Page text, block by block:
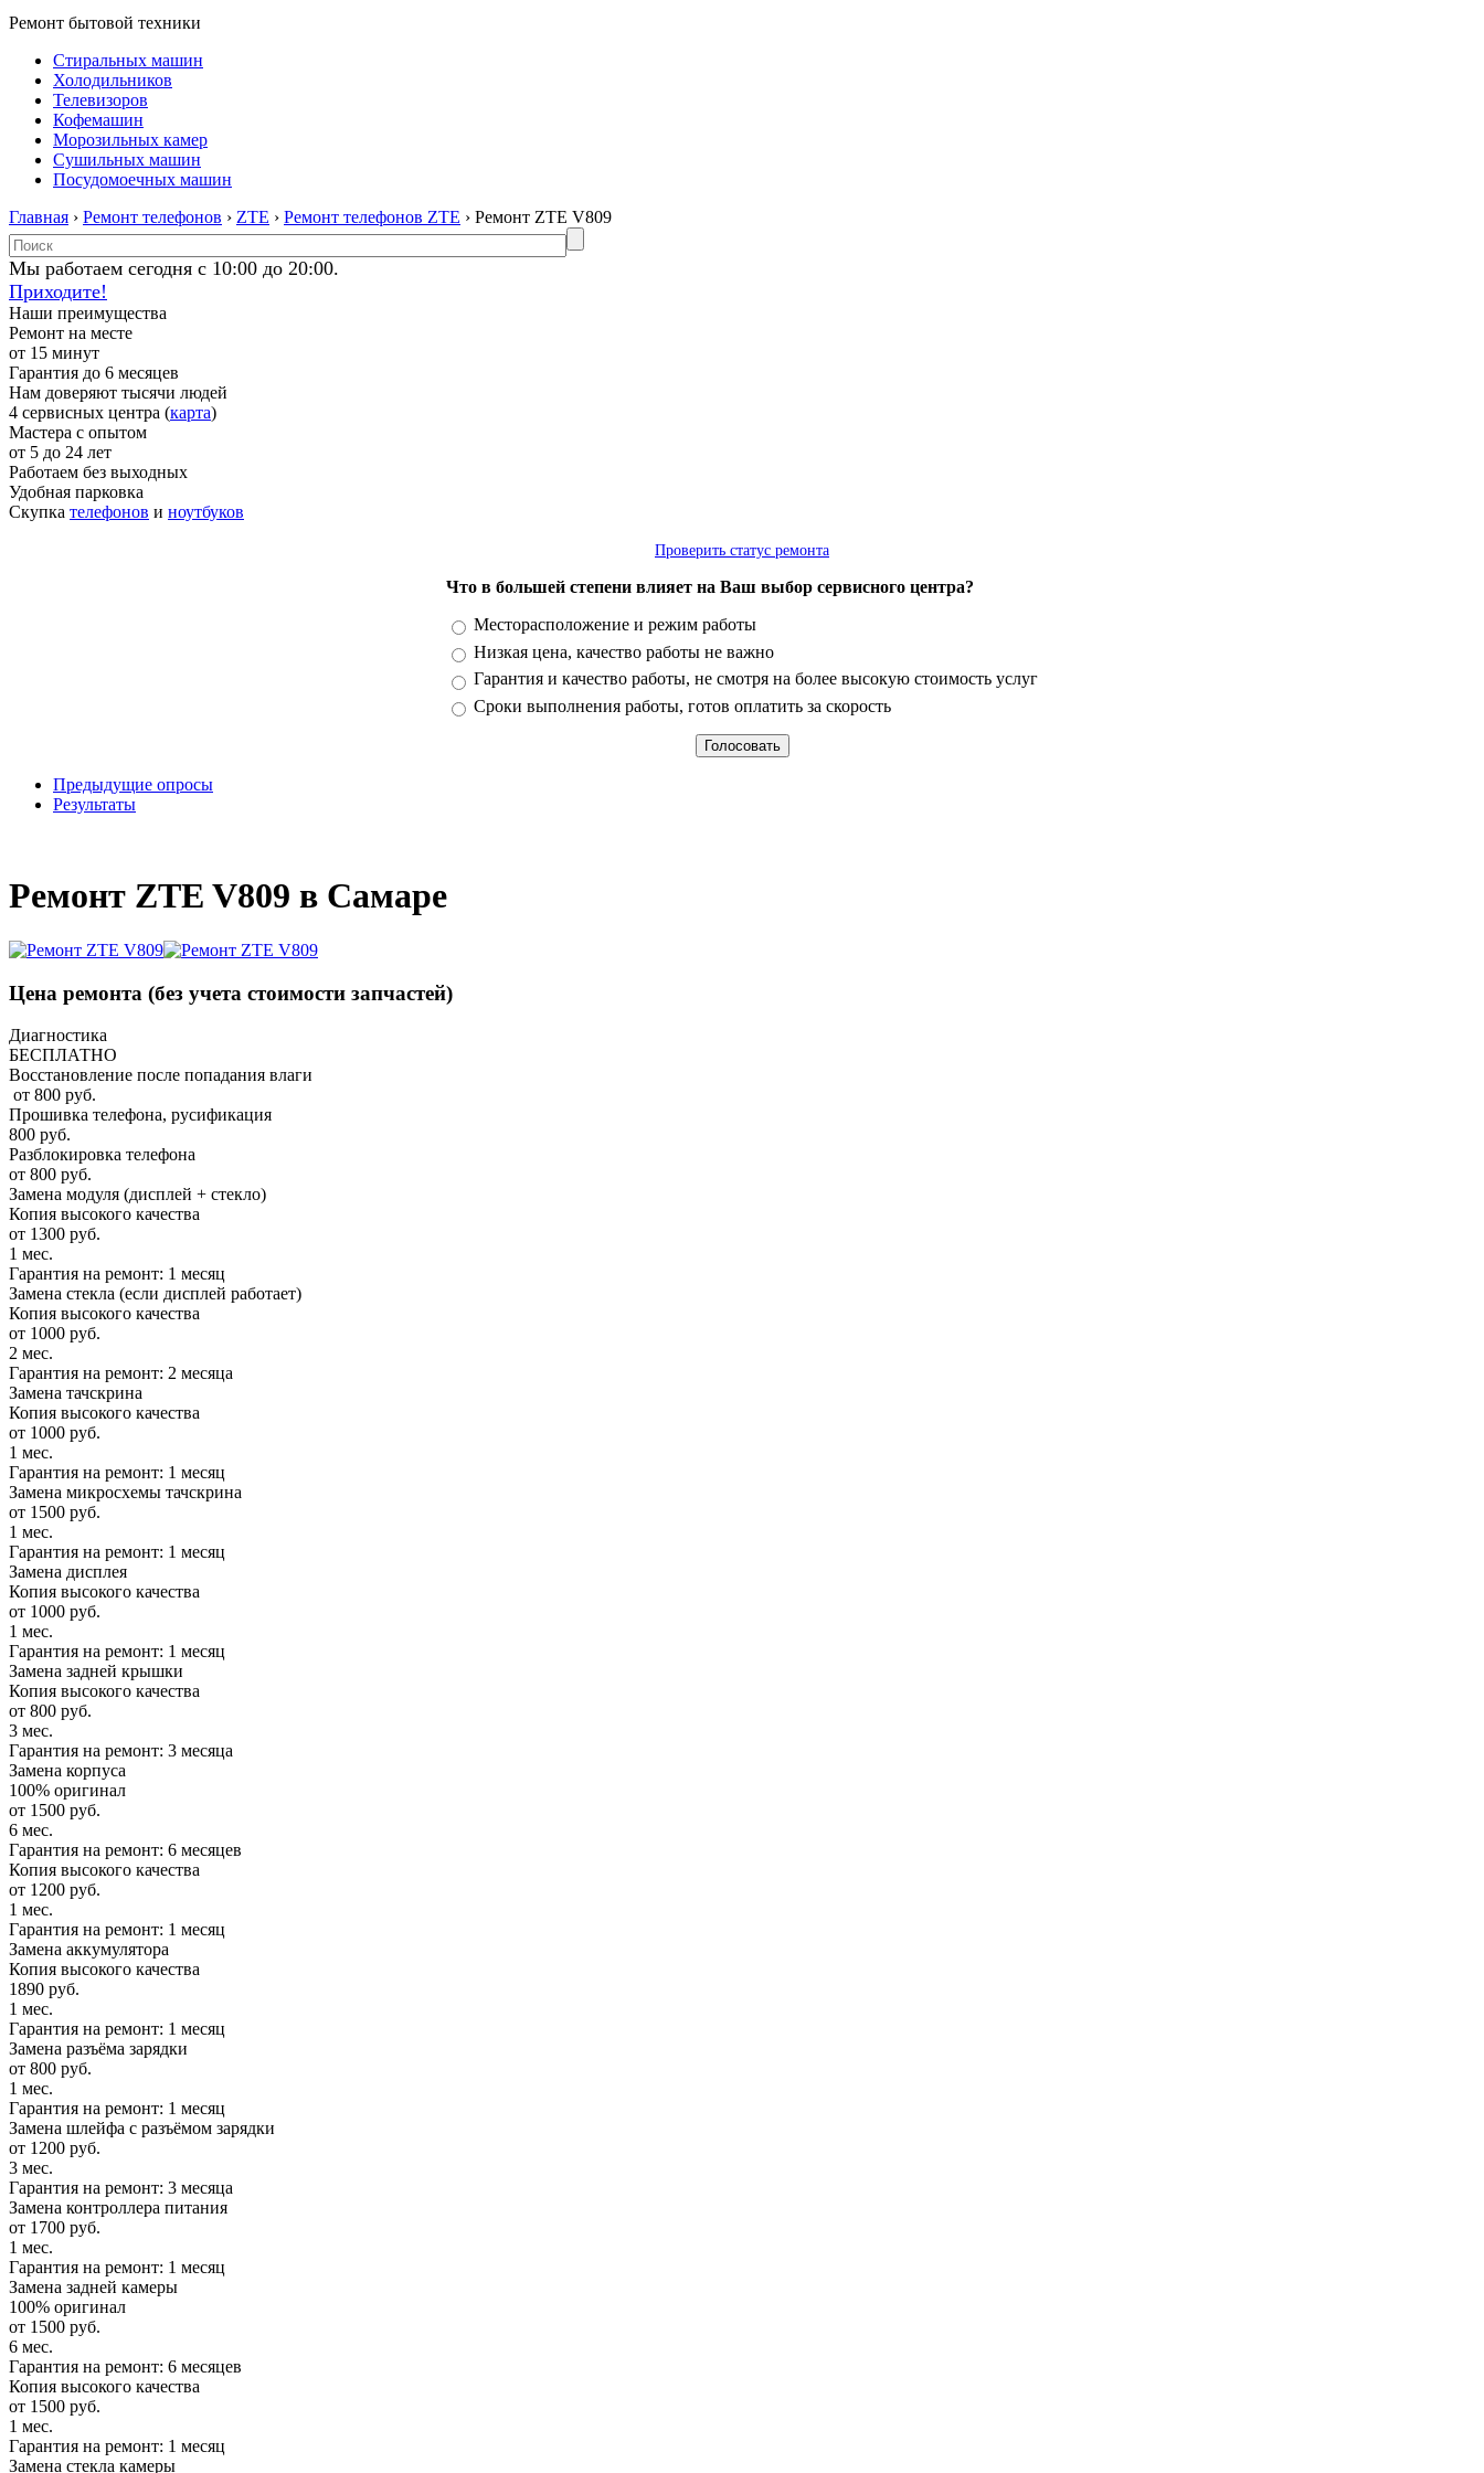
Ремонт бытовой техники
Стиральных машин
Холодильников
Телевизоров
Кофемашин
Морозильных камер
Сушильных машин
Посудомоечных машин
Главная › Ремонт телефонов › ZTE › Ремонт телефонов ZTE › Ремонт ZTE V809
Мы работаем сегодня с 10:00 до 20:00.
Приходите!
Наши преимущества
Ремонт на месте
от 15 минут
Гарантия до 6 месяцев
Нам доверяют тысячи людей
4 сервисных центра (карта)
Мастера с опытом
от 5 до 24 лет
Работаем без выходных
Удобная парковка
Скупка телефонов и ноутбуков
Проверить статус ремонта
Что в большей степени влияет на Ваш выбор сервисного центра?
Варианты
Месторасположение и режим работы
Низкая цена, качество работы не важно
Гарантия и качество работы, не смотря на более высокую стоимость услуг
Сроки выполнения работы, готов оплатить за скорость
Предыдущие опросы
Результаты
Ремонт ZTE V809 в Самаре
Цена ремонта (без учета стоимости запчастей)
Диагностика
БЕСПЛАТНО
Восстановление после попадания влаги
от 800 руб.
Прошивка телефона, русификация
800 руб.
Разблокировка телефона
от 800 руб.
Замена модуля (дисплей + стекло)
Копия высокого качества
от 1300 руб.
1 мес.
Гарантия на ремонт: 1 месяц
Замена стекла (если дисплей работает)
Копия высокого качества
от 1000 руб.
2 мес.
Гарантия на ремонт: 2 месяца
Замена тачскрина
Копия высокого качества
от 1000 руб.
1 мес.
Гарантия на ремонт: 1 месяц
Замена микросхемы тачскрина
от 1500 руб.
1 мес.
Гарантия на ремонт: 1 месяц
Замена дисплея
Копия высокого качества
от 1000 руб.
1 мес.
Гарантия на ремонт: 1 месяц
Замена задней крышки
Копия высокого качества
от 800 руб.
3 мес.
Гарантия на ремонт: 3 месяца
Замена корпуса
100% оригинал
от 1500 руб.
6 мес.
Гарантия на ремонт: 6 месяцев
Копия высокого качества
от 1200 руб.
1 мес.
Гарантия на ремонт: 1 месяц
Замена аккумулятора
Копия высокого качества
1890 руб.
1 мес.
Гарантия на ремонт: 1 месяц
Замена разъёма зарядки
от 800 руб.
1 мес.
Гарантия на ремонт: 1 месяц
Замена шлейфа с разъёмом зарядки
от 1200 руб.
3 мес.
Гарантия на ремонт: 3 месяца
Замена контроллера питания
от 1700 руб.
1 мес.
Гарантия на ремонт: 1 месяц
Замена задней камеры
100% оригинал
от 1500 руб.
6 мес.
Гарантия на ремонт: 6 месяцев
Копия высокого качества
от 1500 руб.
1 мес.
Гарантия на ремонт: 1 месяц
Замена стекла камеры